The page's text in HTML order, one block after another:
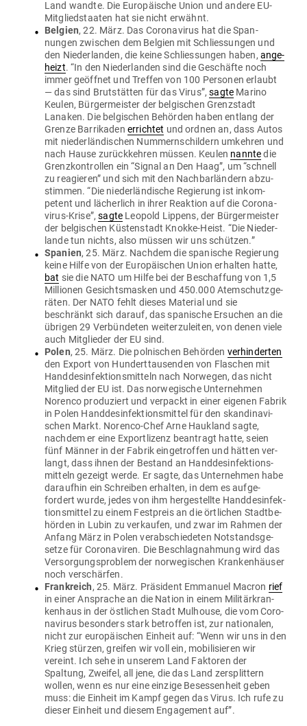
Land wandte. Die Euro­päische Union und andere EU-
Mit­glied­staaten hat sie nicht erwähnt.
Belgien, 22. März. Das Coro­na­virus hat die Span­
nungen zwi­schen dem Belgien mit Schlies­sungen und
den Nie­der­landen, die keine Schlies­sungen haben, ange­
heizt. “In den Nie­der­landen sind die Geschäfte noch
immer geöffnet und Treffen von 100 Per­sonen erlaubt
— das sind Brut­stätten für das Virus”,sagte Marino
Keulen, Bür­ger­meister der bel­gi­schen Grenz­stadt
Lanaken. Die bel­gi­schen Behörden haben entlang der
Grenze Bar­ri­kaden errichtet und ordnen an, dass Autos
mit nie­der­län­di­schen Num­mern­schildern umkehren und
nach Hause zurück­kehren müssen. Keulen nanntedie
Grenz­kon­trollen ein “Signal an Den Haag”, um “schnell
zu reagieren” und sich mit den Nach­bar­ländern abzu­
stimmen. “Die nie­der­län­dische Regierung ist inkom­
petent und lächerlich in ihrer Reaktion auf die Coro­na­
virus-Krise”,sagte Leopold Lippens, der Bür­ger­meister
der bel­gi­schen Küs­ten­stadt Knokke-Heist. “Die Nie­der­
lande tun nichts, also müssen wir uns schützen.”
Spanien, 25. März. Nachdem die spa­nische Regierung
keine Hilfe von der Euro­päi­schen Union erhalten hatte,
bat sie die NATO um Hilfe bei der Beschaffung von 1,5
Mil­lionen Gesichts­masken und 450.000 Atem­schutz­ge­
räten. Der NATO fehlt dieses Material und sie
beschränkt sich darauf, das spa­nische Ersuchen an die
übrigen 29 Ver­bün­deten wei­ter­zu­leiten, von denen viele
auch Mit­glieder der EU sind.
Polen, 25. März. Die pol­ni­schen Behörden ver­hin­derten
den Export von Hun­dert­tau­senden von Fla­schen mit
Hand­des­in­fek­ti­ons­mitteln nach Nor­wegen, das nicht
Mit­glied der EU ist. Das nor­we­gische Unter­nehmen
Norenco pro­du­ziert und ver­packt in einer eigenen Fabrik
in Polen Hand­des­in­fek­ti­ons­mittel für den skan­di­na­vi­
schen Markt. Norenco-Chef Arne Haukland sagte,
nachdem er eine Export­lizenz bean­tragt hatte, seien
fünf Männer in der Fabrik ein­ge­troffen und hätten ver­
langt, dass ihnen der Bestand an Hand­des­in­fek­ti­ons­
mitteln gezeigt werde. Er sagte, das Unter­nehmen habe
dar­aufhin ein Schreiben erhalten, in dem es auf­ge­
fordert wurde, jedes von ihm her­ge­stellte Hand­des­in­fek­
ti­ons­mittel zu einem Fest­preis an die ört­lichen Stadt­be­
hörden in Lubin zu ver­kaufen, und zwar im Rahmen der
Anfang März in Polen ver­ab­schie­deten Not­stands­ge­
setze für Coro­na­viren. Die Beschlag­nahmung wird das
Ver­sor­gungs­problem der nor­we­gi­schen Kran­ken­häuser
noch verschärfen.
Frank­reich, 25. März. Prä­sident Emmanuel Macron rief
in einer Ansprache an die Nation in einem Mili­tär­kran­
kenhaus in der öst­lichen Stadt Mul­house, die vom Coro­
na­virus besonders stark betroffen ist, zur natio­nalen,
nicht zur euro­päi­schen Einheit auf: “Wenn wir uns in den
Krieg stürzen, greifen wir voll ein, mobi­li­sieren wir
vereint. Ich sehe in unserem Land Fak­toren der
Spaltung, Zweifel, all jene, die das Land zer­splittern
wollen, wenn es nur eine einzige Beses­senheit geben
muss: die Einheit im Kampf gegen das Virus. Ich rufe zu
dieser Einheit und diesem Enga­gement auf”.